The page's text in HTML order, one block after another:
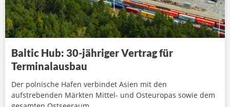
Baltic Hub: 30-jähriger Vertrag für
Terminalausbau
Der polnische Hafen verbindet Asien mit den
aufstrebenden Märkten Mittel- und Osteuropas sowie dem